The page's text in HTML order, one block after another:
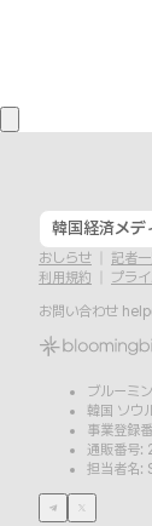
韓国経済メデ
おしらせ 記者
利用規約
プラ
お問い合わせ
ブルーミ
韓国 ソウ
事業登録
通販番号
担当者名: